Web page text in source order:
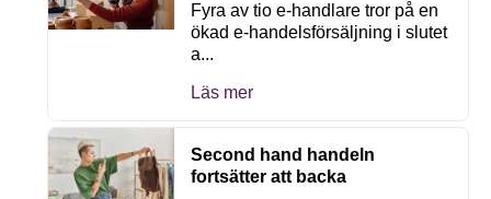
Fyra av tio e-handlare tror på en
ökad e-handelsförsäljning i slutet
a...
Läs mer
Second hand handeln
fortsätter att backa